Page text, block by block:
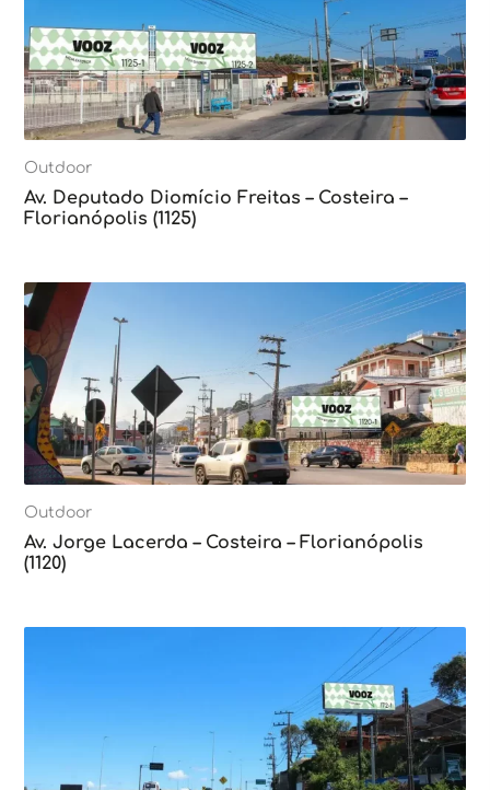
Outdoor
Av. Deputado Diomício Freitas – Costeira –
Florianópolis (1125)
Outdoor
Av. Jorge Lacerda – Costeira – Florianópolis
(1120)